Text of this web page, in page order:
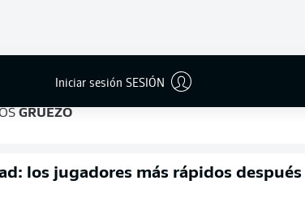
Iniciar sesión SESIÓN
GRUEZO
los jugadores más rápidos después